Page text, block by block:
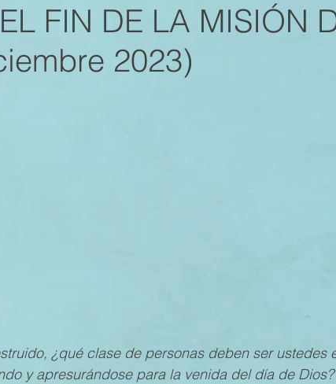
IV TRIMESTRE 2023
FIN DE LA MISIÓN
2023)
¿qué clase de personas deben ser ustedes
y apresurándose para la venida del día de